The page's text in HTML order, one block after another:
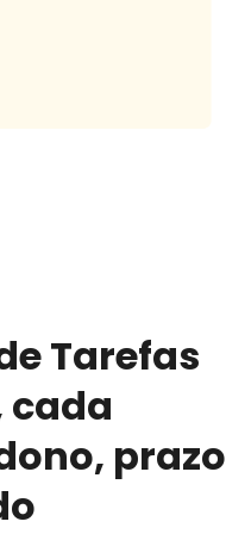
Tarefas
cada
prazo